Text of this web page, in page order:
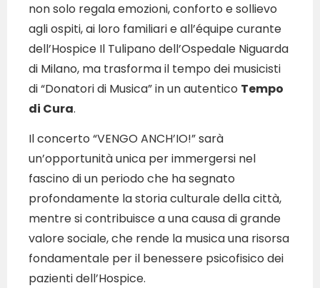
non solo regala emozioni, conforto e sollievo
agli ospiti, ai loro familiari e all’équipe curante
dell’Hospice Il Tulipano dell’Ospedale Niguarda
di Milano, ma trasforma il tempo dei musicisti
di “Donatori di Musica” in un autentico Tempo
di Cura.
Il concerto “VENGO ANCH’IO!” sarà
un’opportunità unica per immergersi nel
fascino di un periodo che ha segnato
profondamente la storia culturale della città,
mentre si contribuisce a una causa di grande
valore sociale, che rende la musica una risorsa
fondamentale per il benessere psicofisico dei
pazienti dell’Hospice.